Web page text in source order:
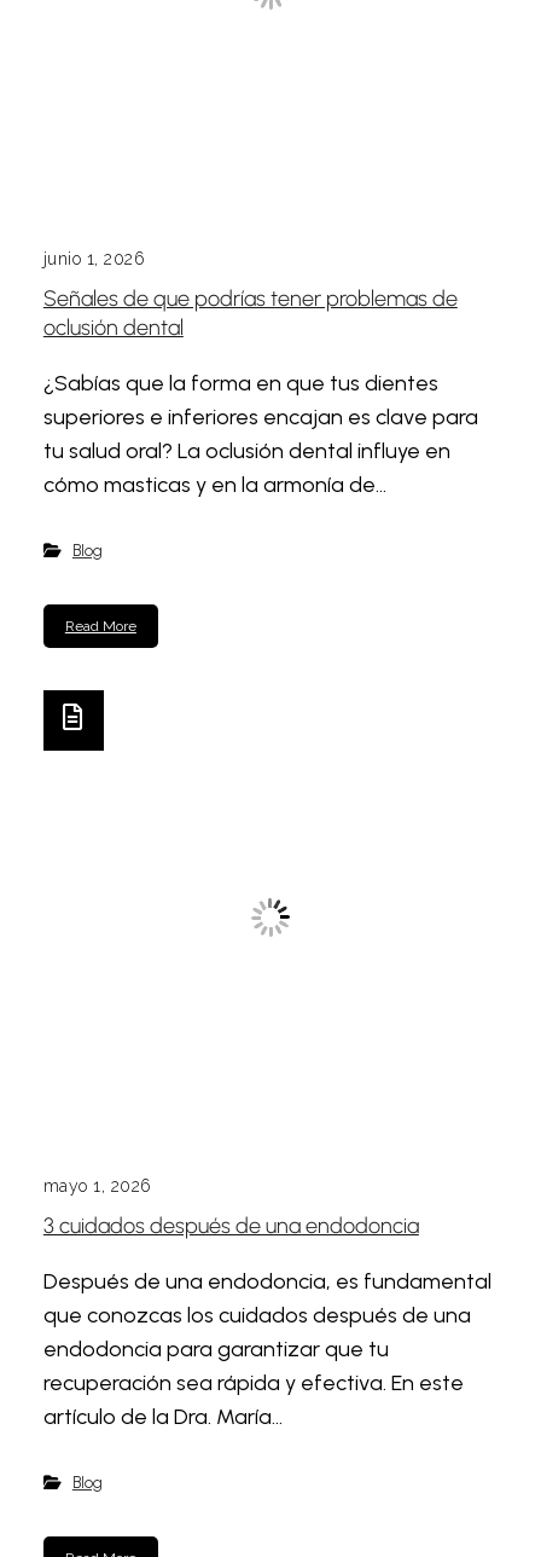
junio 1, 2026
Señales de que podrías tener problemas de
oclusión dental
¿Sabías que la forma en que tus dientes
superiores e inferiores encajan es clave para
tu salud oral? La oclusión dental influye en
cómo masticas y en la armonía de...
Blog
Read More
mayo 1, 2026
3 cuidados después de una endodoncia
Después de una endodoncia, es fundamental
que conozcas los cuidados después de una
endodoncia para garantizar que tu
recuperación sea rápida y efectiva. En este
artículo de la Dra. María...
Blog